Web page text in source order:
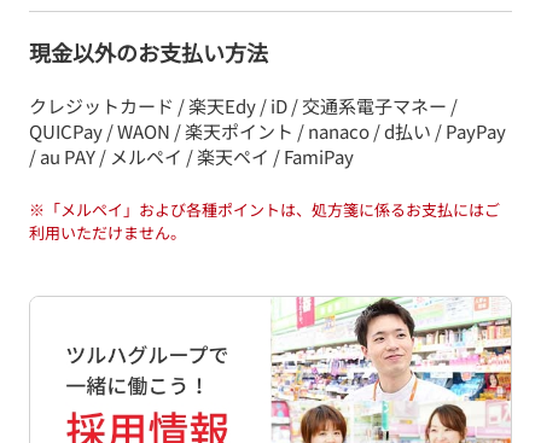
現金以外のお支払い方法
クレジットカード / 楽天Edy / iD / 交通系電子マネー /
QUICPay / WAON / 楽天ポイント / nanaco / d払い / PayPay
/ au PAY / メルペイ / 楽天ペイ / FamiPay
※ 「メルペイ」および各種ポイントは、処方箋に係るお支払にはご
利用いただけません。